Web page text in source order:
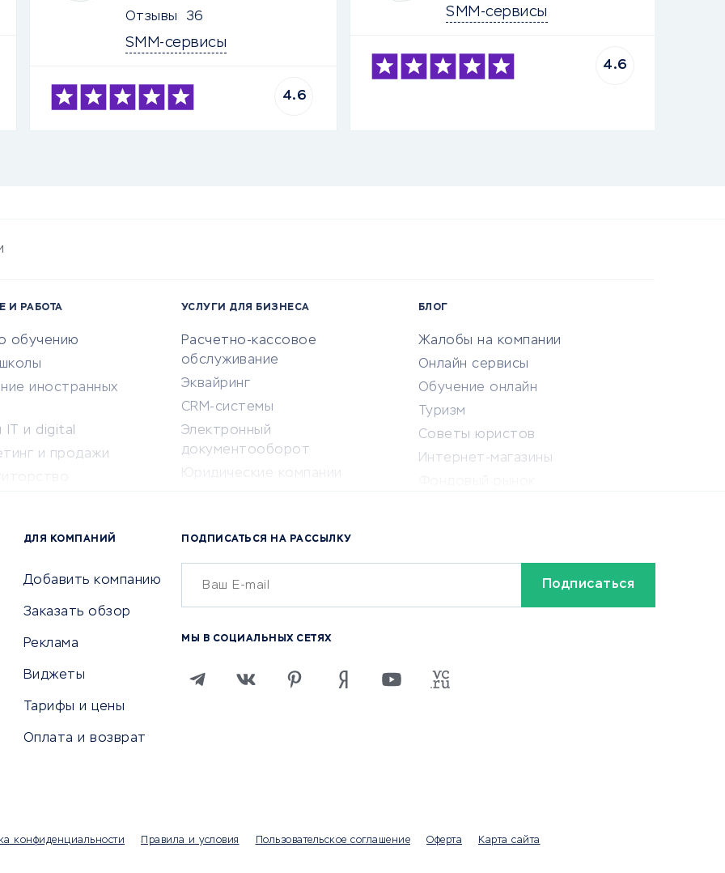
Отзывы 36
SMM-сервисы
4.6
SMM-сервисы
4.6
И РАБОТА
обучению
иностранных
IT и digital
и продажи
УСЛУГИ ДЛЯ БИЗНЕСА
Расчетно-кассовое
обслуживание
Эквайринг
CRM-системы
Электронный
документооборот
Юридические компании
Бухгалтерия онлайн
Онлайн-кассы
SERM
билетов
отелей
БЛОГ
Жалобы на компании
Онлайн сервисы
Обучение онлайн
Туризм
Советы юристов
Интернет-магазины
ДЛЯ КОМПАНИЙ
Добавить компанию
Заказать обзор
Реклама
Виджеты
Тарифы и цены
Оплата и возврат
ПОДПИСАТЬСЯ НА РАССЫЛКУ
МЫ В СОЦИАЛЬНЫХ СЕТЯХ
конфиденциальности Правила и условия Пользовательское соглашение Оферта Карта сайта